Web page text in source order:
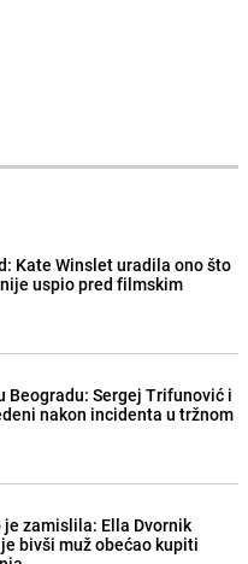
Kate Winslet uradila ono što
uspio pred filmskim
Beogradu: Sergej Trifunović i
nakon incidenta u tržnom
zamislila: Ella Dvornik
bivši muž obećao kupiti